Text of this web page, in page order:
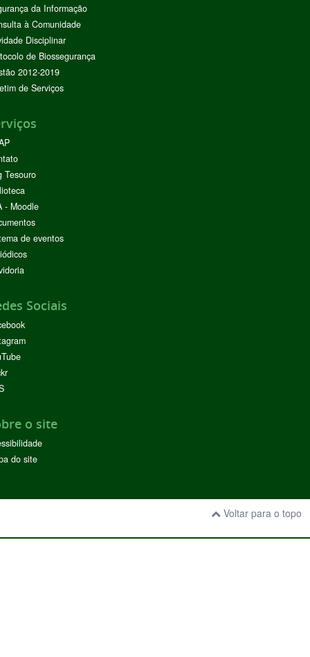
da Informação
à Comunidade
Disciplinar
de Biossegurança
2012-2019
de Serviços
Tesouro
- Moodle
de eventos
Sociais
o site
do site
Voltar para o topo